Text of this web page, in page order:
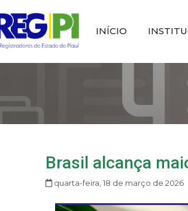
INÍCIO
Brasil alcança
quarta-feira, 18 de março de 2026